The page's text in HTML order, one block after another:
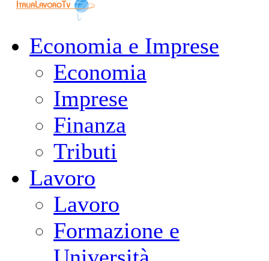
Economia e Imprese
Economia
Imprese
Finanza
Tributi
Lavoro
Lavoro
Formazione e